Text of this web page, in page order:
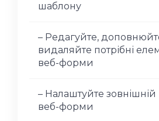
шаблону
– Редагуйте,
видаляйте потрібні
веб-форми
– Налаштуйте зовнішній
веб-форми